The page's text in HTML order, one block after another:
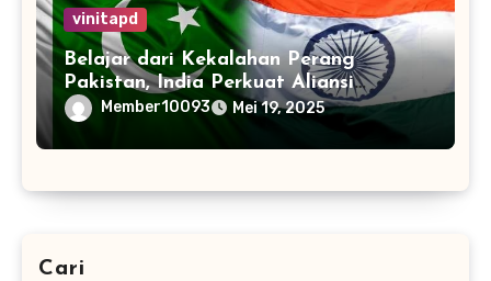
vinitapd
Belajar dari Kekalahan Perang
Pakistan, India Perkuat Aliansi
dengan 32 Negara
Member10093 Mei 19, 2025
Cari